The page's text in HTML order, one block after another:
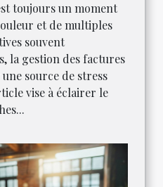
toujours un moment
et de multiples
souvent
la gestion des factures
source de stress
vise à éclairer le